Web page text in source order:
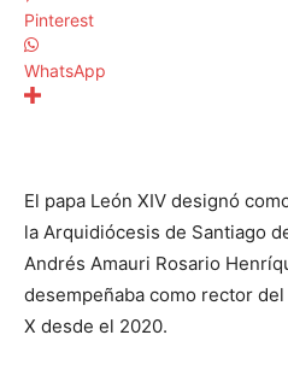
Pinterest
WhatsApp
El papa León XIV designó
la Arquidiócesis de Santiago
Andrés Amauri Rosario
desempeñaba como rector
X desde el 2020.